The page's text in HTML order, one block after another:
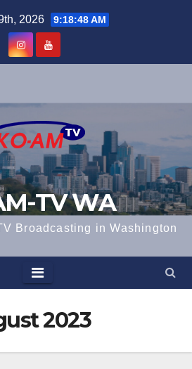
2026 9:18:49 AM
TV WA
Broadcasting in Washington
2023